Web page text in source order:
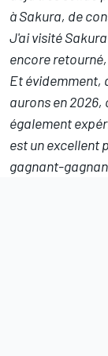
à Sakura, de
J'ai visité Sakura
encore
Et évidemment,
aurons en 2026,
également
est un excellent
gagnant-